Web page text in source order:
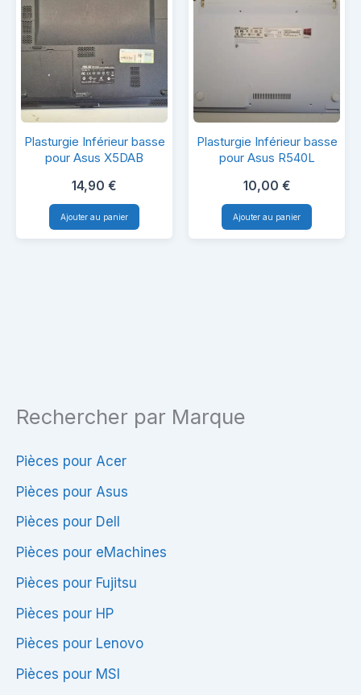
Rechercher par Marque
Pièces pour Acer
Pièces pour Asus
Pièces pour Dell
Pièces pour eMachines
Pièces pour Fujitsu
Pièces pour HP
Pièces pour Lenovo
Pièces pour MSI
Plasturgie
Inférieur
basse
pour
Asus
Plasturgie Inférieur basse
pour Asus X5DAB
14,90 €
Ajouter au panier
Plasturgie
Inférieur
basse
pour
Asus
Plasturgie Inférieur basse
pour Asus R540L
10,00 €
Ajouter au panier